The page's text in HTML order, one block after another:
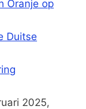
Oranje op
Duitse
2025,